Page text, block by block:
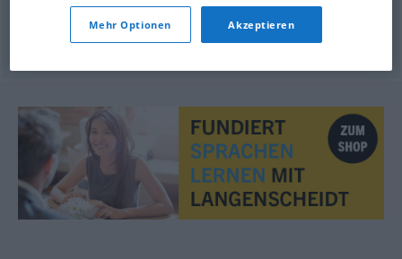
Widerrede,Reaktion,Antwort
Mehr Optionen Akzeptieren